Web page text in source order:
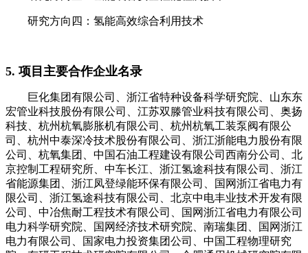
研究方向四：氢能高效综合利用技术
5. 项目主要合作企业名录
巨化集团有限公司、浙江省特种设备科学研究院、山东东
宏管业科技股份有限公司、江苏双滕管业科技有限公司、奥扬
科技、杭州杭氧膨胀机有限公司、杭州杭氧工装泵阀有限公
司、杭州中泰深冷技术股份有限公司、浙江浙能电力股份有限
公司、杭氧集团、中国石油工程建设有限公司西南分公司、北
京控制工程研究所、中车长江、浙江氢途科技有限公司、浙江
省能源集团、浙江凤登绿能环保有限公司、国网浙江省电力有
限公司、浙江氢途科技有限公司、北京中电丰业技术开发有限
公司、中冶焦耐工程技术有限公司、国网浙江省电力有限公司
电力科学研究院、国网经济技术研究院、南瑞集团、国网浙江
电力有限公司、国家电力投资集团公司、中国工程物理研究